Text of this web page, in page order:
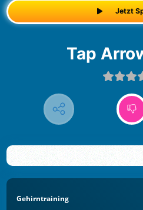
Jetzt
Tap
Gehirntraining